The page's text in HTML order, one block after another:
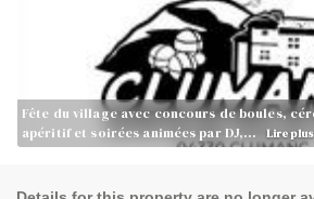
Fête du village avec concours de boules,
apéritif et soirées animées par DJ,…
Lire plus